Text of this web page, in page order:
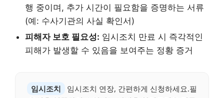
행 중이며, 추가 시간이 필요함을 증명하는 서류
(예: 수사기관의 사실 확인서)
피해자 보호 필요성: 임시조치 만료 시 즉각적인
피해가 발생할 수 있음을 보여주는 정황 증거
임시조치
임시조치 연장, 간편하게 신청하세요.필